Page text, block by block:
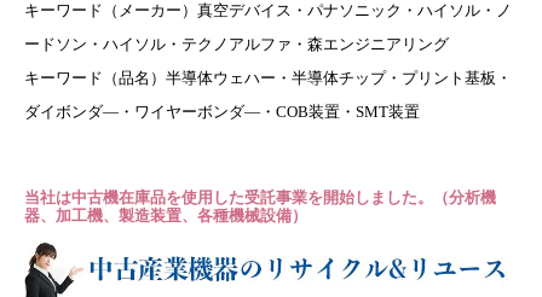
キーワード（メーカー）真空デバイス・パナソニック・ハイソル・ノ
ードソン・ハイソル・テクノアルファ・森エンジニアリング
キーワード（品名）半導体ウェハー・半導体チップ・プリント基板・
ダイボンダ―・ワイヤーボンダ―・COB装置・SMT装置
当社は中古機在庫品を使用した受託事業を開始しました。（分析機
器、加工機、製造装置、各種機械設備）